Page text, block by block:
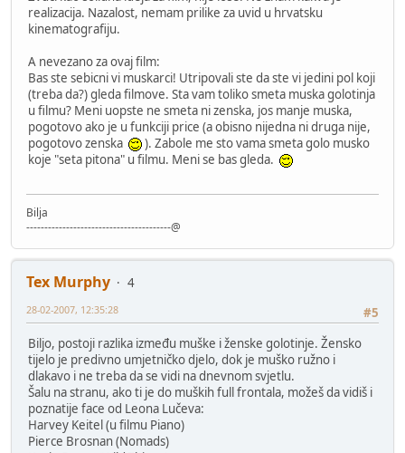
realizacija. Nazalost, nemam prilike za uvid u hrvatsku
kinematografiju.
A nevezano za ovaj film:
Bas ste sebicni vi muskarci! Utripovali ste da ste vi jedini pol koji
(treba da?) gleda filmove. Sta vam toliko smeta muska golotinja
u filmu? Meni uopste ne smeta ni zenska, jos manje muska,
pogotovo ako je u funkciji price (a obisno nijedna ni druga nije,
pogotovo zenska
). Zabole me sto vama smeta golo musko
koje "seta pitona" u filmu. Meni se bas gleda.
Bilja
----------------------------------------@
Tex Murphy
4
#5
28-02-2007, 12:35:28
Biljo, postoji razlika između muške i ženske golotinje. Žensko
tijelo je predivno umjetničko djelo, dok je muško ružno i
dlakavo i ne treba da se vidi na dnevnom svjetlu.
Šalu na stranu, ako ti je do muških full frontala, možeš da vidiš i
poznatije face od Leona Lučeva:
Harvey Keitel (u filmu Piano)
Pierce Brosnan (Nomads)